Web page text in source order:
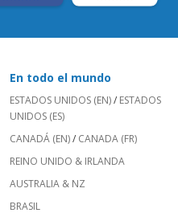
En todo el mundo
ESTADOS UNIDOS (EN)/ ESTADOS
UNIDOS (ES)
CANADÁ (EN)/ CANADA (FR)
REINO UNIDO & IRLANDA
AUSTRALIA & NZ
BRASIL